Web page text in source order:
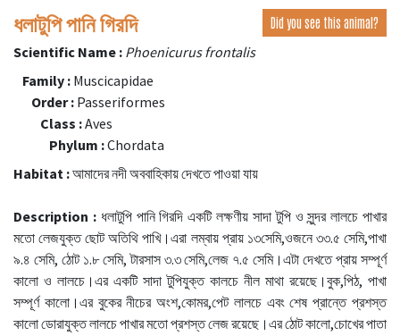
ধলাটুপি পানি গিরদি Did you see this animal?
Scientific Name : Phoenicurus frontalis
Family : Muscicapidae
Order : Passeriformes
Class :Aves
Phylum :Chordata
Habitat :আমাদের নদী অববাহিকায় দেখতে পাওয়া যায়
Description :ধলাটুপি পানি গিরদি একটি লক্ষণীয় সাদা টুপি ও সুন্দর লালচে পাখার
মতো লেজযুক্ত ছোট অতিথি পাখি।এরা লম্বায় প্রায় ১৩সেমি,ওজনে ৩৩.৫ সেমি,পাখা
৯.৪ সেমি, ঠোট ১.৮ সেমি, টারসাস ৩.৩ সেমি,লেজ ৭.৫ সেমি।এটা দেখতে প্রায় সম্পূর্ণ
কালো ও লালচে।এর একটি সাদা টুপিযুক্ত কালচে নীল মাথা রয়েছে।বুক,পিঠ, পাখা
সম্পূর্ণ কালো।এর বুকের নীচের অংশ,কোমর,পেট লালচে এবং শেষ প্রান্তে প্রশস্ত
কালো ডোরাযুক্ত লালচে পাখার মতো প্রশস্ত লেজ রয়েছে।এর ঠোট কালো,চোখের পাতা